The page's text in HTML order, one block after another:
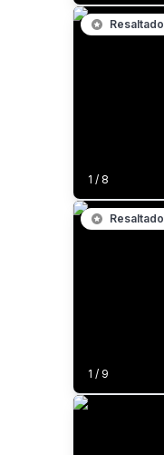
1 / 8
Resaltado
1 / 9
Resaltado